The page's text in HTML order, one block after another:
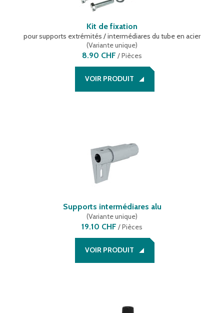
Kit de fixation
pour supports extrémités / intermédiares du tube en acier
(Variante unique)
8.90 CHF /Pièces
VOIR PRODUIT
Supports intermédiares alu
(Variante unique)
19.10 CHF /Pièces
VOIR PRODUIT